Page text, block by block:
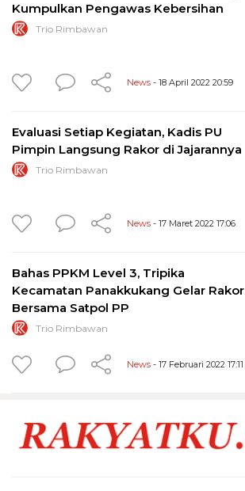
Kumpulkan Pengawas Kebersihan
Trio Rimbawan
News - 18 April 2022 20:59
Evaluasi Setiap Kegiatan, Kadis PU
Pimpin Langsung Rakor di Jajarannya
Trio Rimbawan
News - 17 Maret 2022 17:06
Bahas PPKM Level 3, Tripika
Kecamatan Panakkukang Gelar Rakor
Bersama Satpol PP
Trio Rimbawan
News - 17 Februari 2022 17:11